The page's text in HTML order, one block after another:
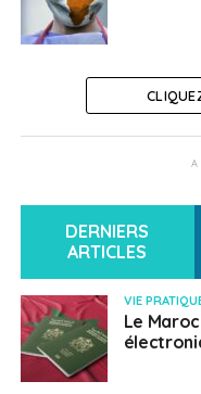
DERNIERS
ARTICLES
VIE
Le